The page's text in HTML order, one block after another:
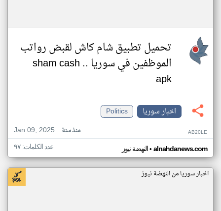
تحميل تطبيق شام كاش لقبض رواتب
الموظفين في سوريا .. sham cash
apk
اخبار سوريا
Politics
Jan 09, 2025
منذ سنة AB20LE
النهضة نيوز• alnahdanews.com عدد الكلمات: ٩٧
اخبار سوريا من النهضة نيوز